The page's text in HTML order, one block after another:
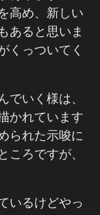
高め、新しい
あると思いま
くっついてく
でいく様は、
かれています
られた示唆に
ころですが、
いるけどやっ